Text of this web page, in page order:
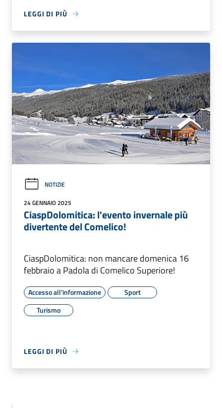
LEGGI DI PIÙ
NOTIZIE
24 GENNAIO 2025
CiaspDolomitica: l'evento invernale più
divertente del Comelico!
CiaspDolomitica: non mancare domenica 16
febbraio a Padola di Comelico Superiore!
Accesso all'informazione
Sport
Turismo
LEGGI DI PIÙ